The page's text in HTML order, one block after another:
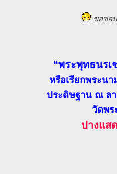
ขอขอบ
“พระพุทธนร
หรือเรียกพระน
ประดิษฐาน ณ ล
วัดพร
ปางแส